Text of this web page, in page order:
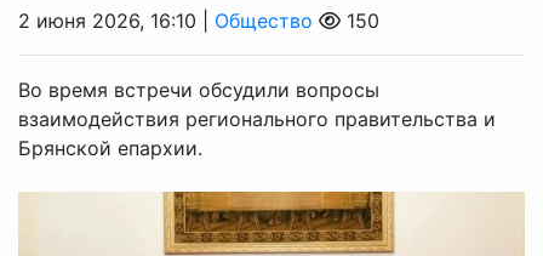
2 июня 2026, 16:10 | Общество 150
Во время встречи обсудили вопросы
взаимодействия регионального правительства и
Брянской епархии.